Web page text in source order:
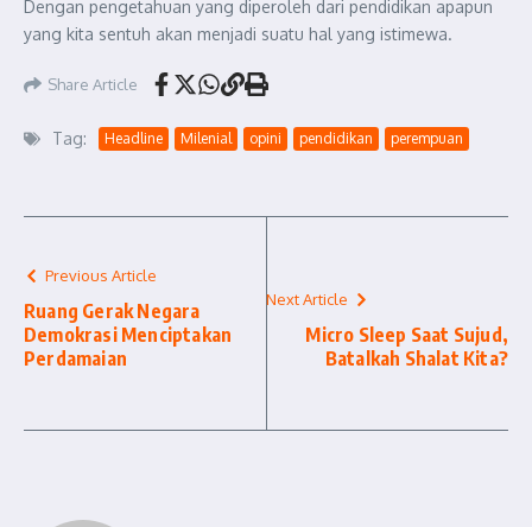
Dengan pengetahuan yang diperoleh dari pendidikan apapun
yang kita sentuh akan menjadi suatu hal yang istimewa.
Share Article
Tag: Headline Milenial opini pendidikan perempuan
Previous Article
Ruang Gerak Negara
Demokrasi Menciptakan
Perdamaian
Next Article
Micro Sleep Saat Sujud,
Batalkah Shalat Kita?